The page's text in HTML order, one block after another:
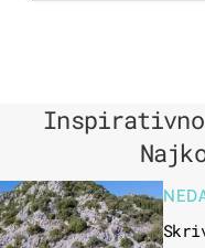
Inspirativno